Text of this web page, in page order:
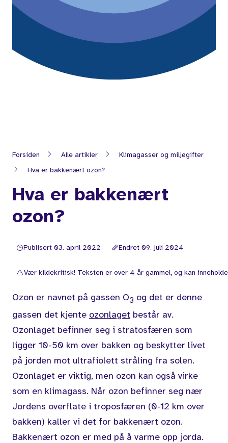
Forsiden Alle artikler
Klimagasser og miljøgifter
Hva er bakkenært ozon?
Hva er bakkenært
ozon?
Publisert 03. april 2022 Endret 09. juli 2024
Vær kildekritisk! Teksten er over 4 år gammel, og kan
Ozon er navnet på gassen O3 og det er denne
gassen det kjente ozonlaget består av.
Ozonlaget befinner seg i stratosfæren som
ligger 10-50 km over bakken og beskytter livet
på jorden mot ultrafiolett stråling fra solen.
Ozonlaget er viktig, men ozon kan også virke
som en klimagass. Når ozon befinner seg nær
Jordens overflate i troposfæren (0-12 km over
bakken) kaller vi det for bakkenært ozon.
Bakkenært ozon er med på å varme opp jorda.